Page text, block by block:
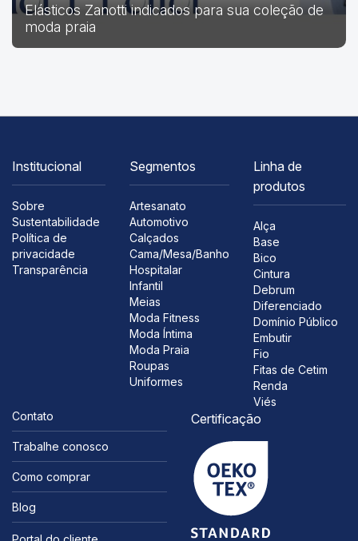
Elásticos Zanotti indicados para sua coleção de
moda praia
Institucional
Sobre
Sustentabilidade
Política de
privacidade
Transparência
Segmentos
Artesanato
Automotivo
Calçados
Cama/Mesa/Banho
Hospitalar
Infantil
Meias
Moda Fitness
Moda Íntima
Moda Praia
Roupas
Uniformes
Linha de
produtos
Alça
Base
Bico
Cintura
Debrum
Diferenciado
Domínio Público
Embutir
Fio
Fitas de Cetim
Renda
Viés
Contato
Trabalhe conosco
Como comprar
Blog
Certificação